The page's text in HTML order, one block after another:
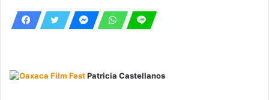
Patricia Castellanos